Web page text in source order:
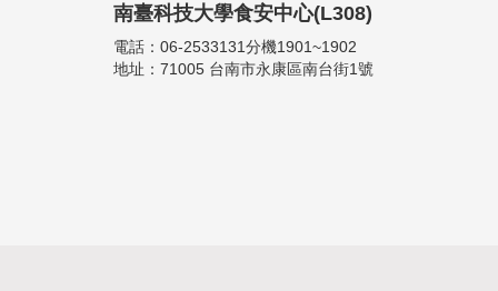
南臺科技大學食安中心(L308)
電話：06-2533131分機1901~1902
地址：71005 台南市永康區南台街1號